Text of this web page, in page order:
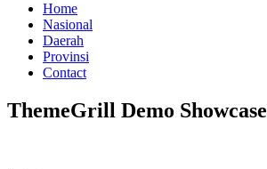
Home
Nasional
Daerah
Provinsi
Contact
ThemeGrill Demo Showcase